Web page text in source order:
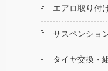
エアロ取り付
サスペンショ
タイヤ交換・